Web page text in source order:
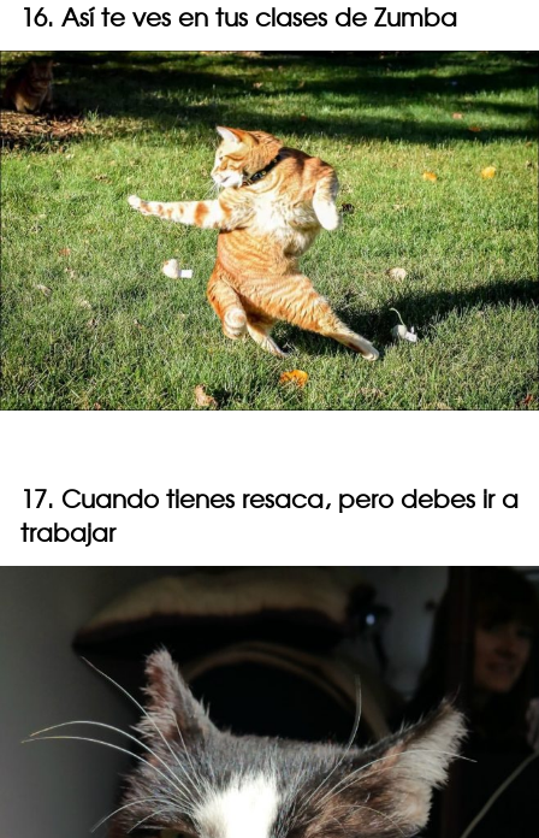
16. Así te ves en tus clases de Zumba
17. Cuando tienes resaca, pero debes ir a
trabajar